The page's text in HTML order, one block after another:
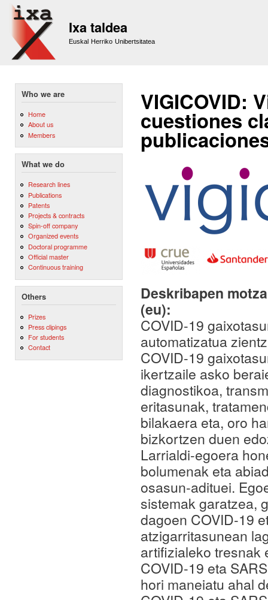
Ixa taldea
Euskal Herriko Unibertsitatea
Who we are
Home
About us
Members
What we do
Research lines
Publications
Patents
Projects & contracts
Spin-off company
Organized events
Doctoral programme
Official master
Continuous training
Others
Prizes
Press clipings
For students
Contact
VIGICOVID:
cuestiones
Deskribapen
(eu):
COVID-19
automatizatua
COVID-19
ikertzaile asko
diagnostikoa,
eritasunak,
bilakaera eta, oro
bizkortzen duen
Larrialdi-egoera
bolumenak eta
osasun-adituei.
sistemak garatzea,
dagoen COVID-19
atzigarritasunean
artifizialeko tresnak
COVID-19 eta
hori maneiatu ahal